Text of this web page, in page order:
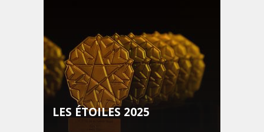
LES ÉTOILES 2025